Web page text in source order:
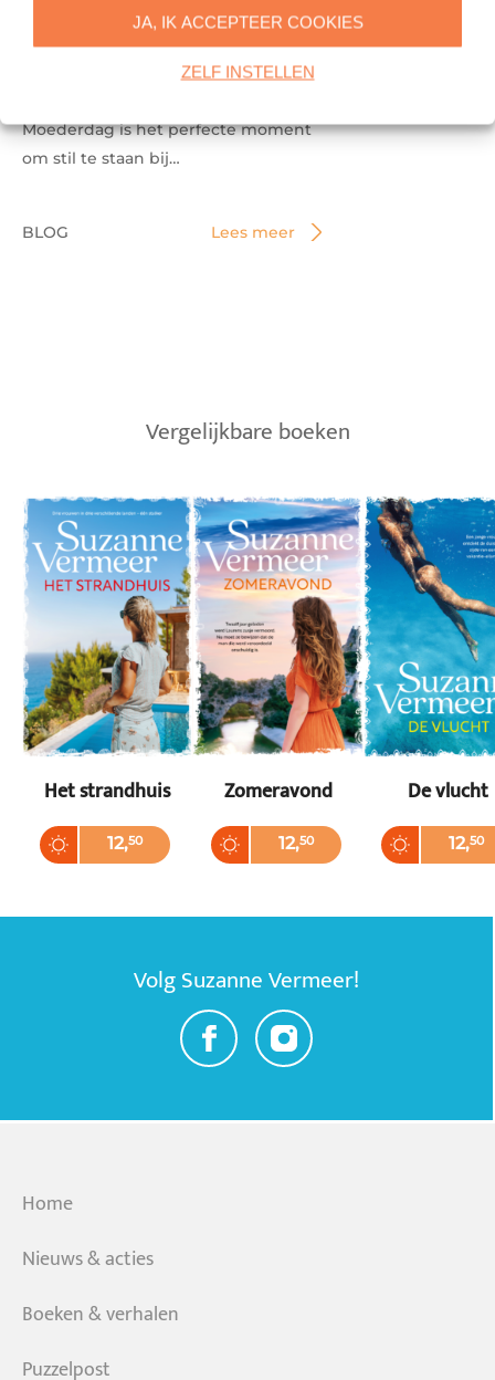
JA, IK ACCEPTEER COOKIES
ZELF INSTELLEN
Moederdag: geef (of gun jezelf)
een moment van (ont)spanning
Moederdag is het perfecte moment
om stil te staan bij…
Lees meer
BLOG
Vergelijkbare boeken
Het strandhuis
12,50
Paperback
Zomeravond
12,50
Paperback
De vlucht
12,50
Paperback
Volg Suzanne Vermeer!
Home
Nieuws & acties
Boeken & verhalen
Puzzelpost